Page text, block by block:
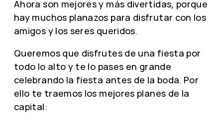
Ahora son mejores y más divertidas, porque
hay muchos planazos para disfrutar con los
amigos y los seres queridos.
Queremos que disfrutes de una fiesta por
todo lo alto y te lo pases en grande
celebrando la fiesta antes de la boda. Por
ello te traemos los mejores planes de la
capital: